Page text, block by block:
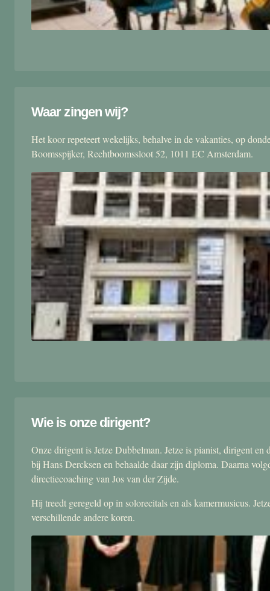
Waar zingen wij?
Het koor repeteert wekelijks, behalve in de vakanties, op
Boomsspijker, Rechtboomssloot 52, 1011 EC Amsterdam.
Wie is onze dirigent?
Onze dirigent is Jetze Dubbelman. Jetze is pianist, dirigent
bij Hans Dercksen en behaalde daar zijn diploma. Daarna
directiecoaching van Jos van der Zijde.
Hij treedt geregeld op in solorecitals en als kamermusicus.
verschillende andere koren.